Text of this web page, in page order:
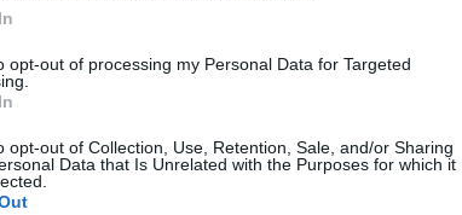
opt-out of processing my Personal Data for Targeted
opt-out of Collection, Use, Retention, Sale, and/or Sharing
Data that Is Unrelated with the Purposes for which it